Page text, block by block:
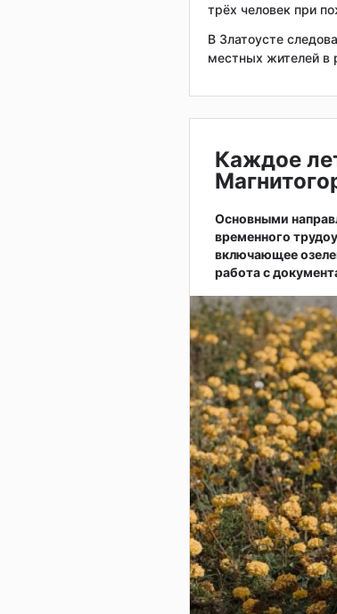
трёх человек при
В Златоусте
местных жителей в
Каждое
Основными
временного
включающее
работа с